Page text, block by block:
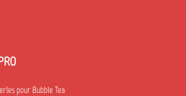
pour Bubble Tea